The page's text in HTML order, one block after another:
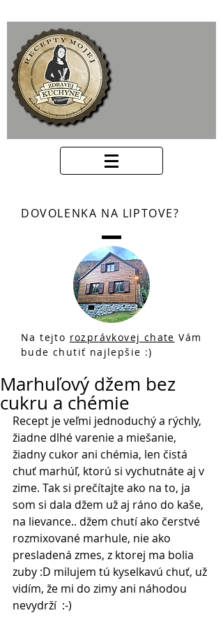
DOVOLENKA NA LIPTOVE?
Na tejto rozprávkovej chate Vám
bude chutiť najlepšie :)
Marhuľový džem bez
cukru a chémie
Recept je veľmi jednoduchý a rýchly,
žiadne dlhé varenie a miešanie,
žiadny cukor ani chémia, len čistá
chuť marhúľ, ktorú si vychutnáte aj v
zime. Tak si prečítajte ako na to, ja
som si dala džem už aj ráno do kaše,
na lievance.. džem chutí ako čerstvé
rozmixované marhule, nie ako
presladená zmes, z ktorej ma bolia
zuby :D milujem tú kyselkavú chuť, už
vidím, že mi do zimy ani náhodou
nevydrží  :-)